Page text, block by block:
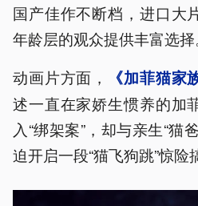
国产佳作不断档，进口大
年龄层的观众提供丰富选择
动画片方面，
《加菲猫家
述一直在家娇生惯养的加
入“绑架案”，却与亲生“猫
迫开启一段“猫飞狗跳”惊险